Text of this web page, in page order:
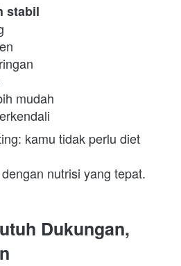
stabil
mudah
kamu tidak perlu diet
nutrisi yang tepat.
Dukungan,